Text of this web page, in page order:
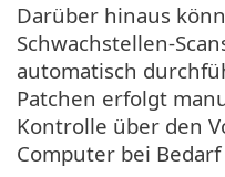
Darüber hinaus
Schwachstellen-
automatisch
Patchen erfolgt
Kontrolle über den
Computer bei